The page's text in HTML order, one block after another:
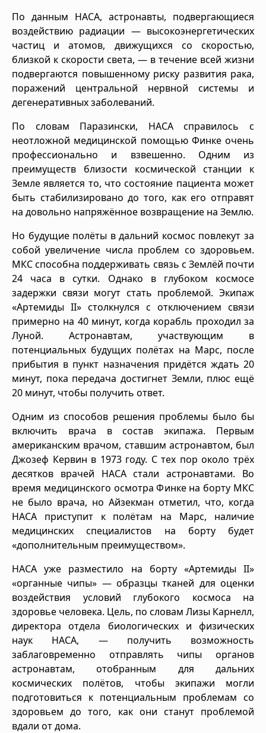
По данным НАСА, астронавты, подвергающиеся
воздействию радиации — высокоэнергетических
частиц и атомов, движущихся со скоростью,
близкой к скорости света, — в течение всей жизни
подвергаются повышенному риску развития рака,
поражений центральной нервной системы и
дегенеративных заболеваний.
По словам Паразински, НАСА справилось с
неотложной медицинской помощью Финке очень
профессионально и взвешенно. Одним из
преимуществ близости космической станции к
Земле является то, что состояние пациента может
быть стабилизировано до того, как его отправят
на довольно напряжённое возвращение на Землю.
Но будущие полёты в дальний космос повлекут за
собой увеличение числа проблем со здоровьем.
МКС способна поддерживать связь с Землёй почти
24 часа в сутки. Однако в глубоком космосе
задержки связи могут стать проблемой. Экипаж
«Артемиды II» столкнулся с отключением связи
примерно на 40 минут, когда корабль проходил за
Луной. Астронавтам, участвующим в
потенциальных будущих полётах на Марс, после
прибытия в пункт назначения придётся ждать 20
минут, пока передача достигнет Земли, плюс ещё
20 минут, чтобы получить ответ.
Одним из способов решения проблемы было бы
включить врача в состав экипажа. Первым
американским врачом, ставшим астронавтом, был
Джозеф Кервин в 1973 году. С тех пор около трёх
десятков врачей НАСА стали астронавтами. Во
время медицинского осмотра Финке на борту МКС
не было врача, но Айзекман отметил, что, когда
НАСА приступит к полётам на Марс, наличие
медицинских специалистов на борту будет
«дополнительным преимуществом».
НАСА уже разместило на борту «Артемиды II»
«органные чипы» — образцы тканей для оценки
воздействия условий глубокого космоса на
здоровье человека. Цель, по словам Лизы Карнелл,
директора отдела биологических и физических
наук НАСА, — получить возможность
заблаговременно отправлять чипы органов
астронавтам, отобранным для дальних
космических полётов, чтобы экипажи могли
подготовиться к потенциальным проблемам со
здоровьем до того, как они станут проблемой
вдали от дома.